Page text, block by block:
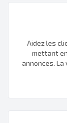
Aidez les
mettant
annonces. La